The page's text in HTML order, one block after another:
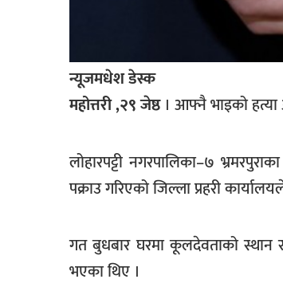
न्यूजमधेश डेस्क
महोत्तरी ,२९ जेष्ठ। आफ्नै भाइको हत्या
लोहारपट्टी नगरपालिका–७
पक्राउ गरिएको जिल्ला प्रहरी
गत बुधबार घरमा कूलदेवताको स्थान
भएका थिए ।